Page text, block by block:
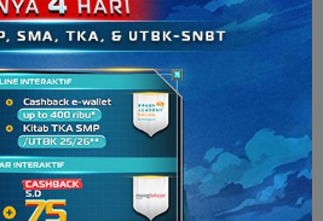
Informatika, Ilmu Informatika,
Jurusan Teknik Informatika: